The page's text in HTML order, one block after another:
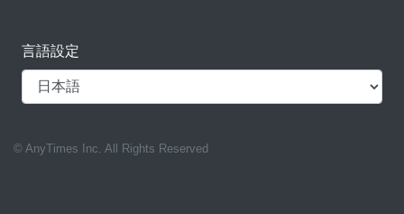
言語設定
© AnyTimes Inc. All Rights Reserved